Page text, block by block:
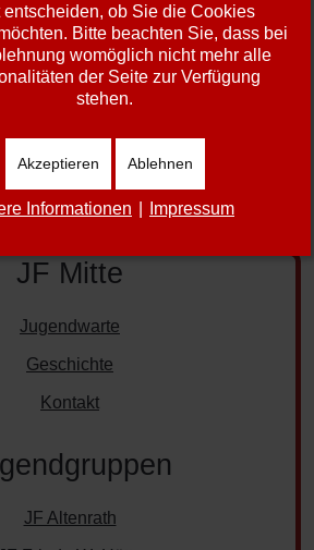
JF Mitte
Jugendwarte
Geschichte
Kontakt
JF Altenrath
entscheiden, ob Sie die Cookies
Bitte beachten Sie, dass bei
womöglich nicht mehr alle
der Seite zur Verfügung
stehen.
Akzeptieren Ablehnen
Informationen Impressum